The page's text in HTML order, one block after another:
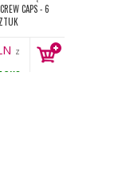
CAPS - 6
z
3KS